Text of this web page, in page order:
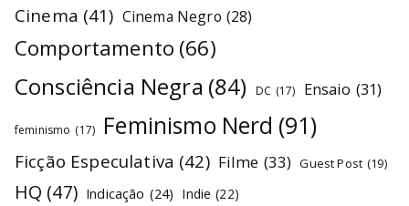
Cinema (41) Cinema Negro (28)
Comportamento (66)
Consciência Negra (84) DC (17) Ensaio (31)
feminismo (17) Feminismo Nerd (91)
Ficção Especulativa (42) Filme (33) Guest Post (19)
HQ (47) Indicação (24) Indie (22)